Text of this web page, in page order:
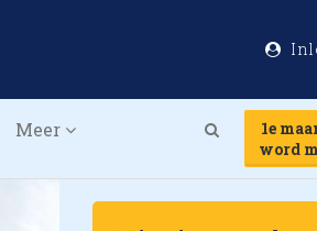
Meer
1e
word